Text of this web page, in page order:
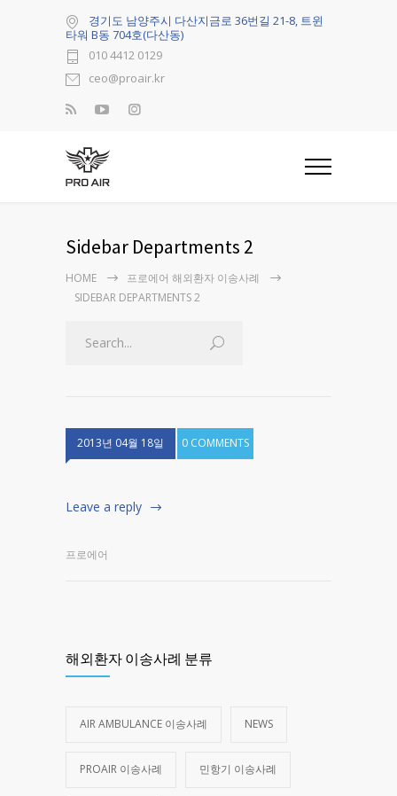
경기도 남양주시 다산지금로 36번길 21-8, 트윈
타워 B동 704호(다산동)
010 4412 0129
ceo@proair.kr
Sidebar Departments 2
HOME
프로에어 해외환자 이송사례
SIDEBAR DEPARTMENTS 2
2013년 04월 18일 0 COMMENTS
Leave a reply
프로에어
해외환자 이송사례 분류
AIR AMBULANCE 이송사례 NEWS
PROAIR 이송사례 민항기 이송사례